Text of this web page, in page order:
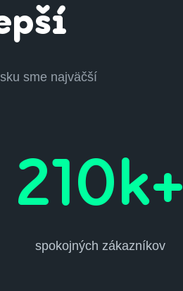
sme najväčší
210k+
spokojných zákazníkov